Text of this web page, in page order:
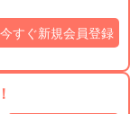
今すぐ新規会員登録